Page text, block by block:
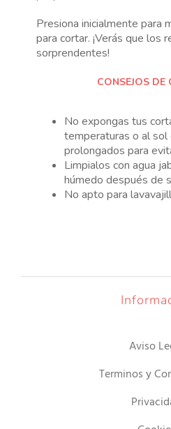
Presiona inicialmente para
para cortar. ¡Verás que los
sorprendentes!
CONSEJOS DE
No expongas tus
temperaturas o al
prolongados para
Limpialos con agua
húmedo después de
No apto para
Aviso
Terminos y